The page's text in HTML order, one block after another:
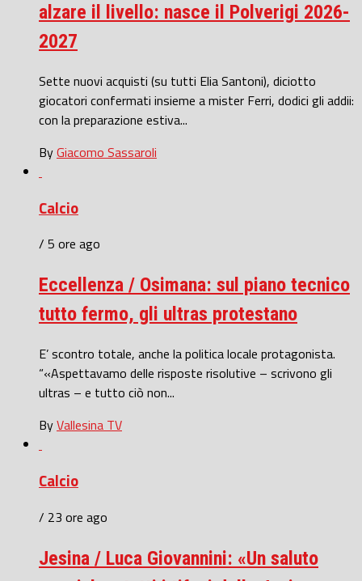
alzare il livello: nasce il Polverigi 2026-
2027
Sette nuovi acquisti (su tutti Elia Santoni), diciotto
giocatori confermati insieme a mister Ferri, dodici gli addii:
con la preparazione estiva...
ByGiacomo Sassaroli
Calcio
/ 5 ore ago
Eccellenza / Osimana: sul piano tecnico
tutto fermo, gli ultras protestano
E’ scontro totale, anche la politica locale protagonista.
“«Aspettavamo delle risposte risolutive – scrivono gli
ultras – e tutto ciò non...
ByVallesina TV
Calcio
/ 23 ore ago
Jesina / Luca Giovannini: «Un saluto